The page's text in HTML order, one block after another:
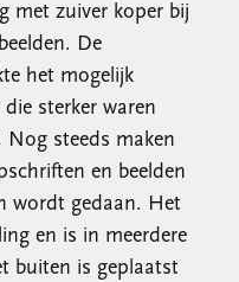
met zuiver koper bij
De
het mogelijk
sterker waren
steeds maken
en beelden
wordt gedaan. Het
en is in meerdere
buiten is geplaatst